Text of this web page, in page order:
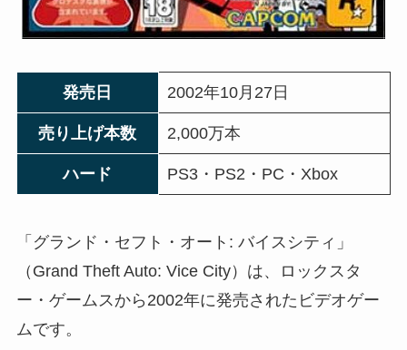
発売日 2002年10月27日
売り上げ本数 2,000万本
ハード PS3・PS2・PC・Xbox
「グランド・セフト・オート: バイスシティ」
（Grand Theft Auto: Vice City）は、ロックスタ
ー・ゲームスから2002年に発売されたビデオゲー
ムです。